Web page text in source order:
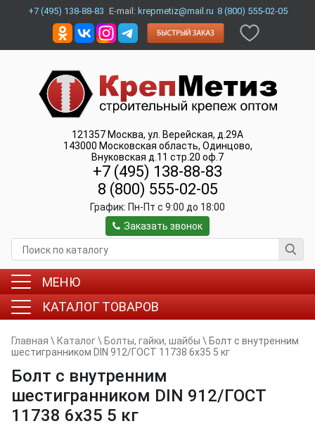
+7 (495) 138-88-83 E-mail: krepmetiz@mail.ru 8 (800) 555-02-05
121357 Москва, ул. Верейская, д.29А
143000 Московская область, Одинцово,
Внуковская д.11 стр.20 оф.7
+7 (495) 138-88-83
8 (800) 555-02-05
График: Пн-Пт c 9:00 до 18:00
Заказать звонок
МЕНЮ
КАТАЛОГ ТОВАРОВ
Главная \ Каталог\ Болты, гайки, шайбы \ Болт с внутренним
шестигранником DIN 912/ГОСТ 11738 6х35 5 кг
Болт с внутренним
шестигранником DIN 912/ГОСТ
11738 6х35 5 кг